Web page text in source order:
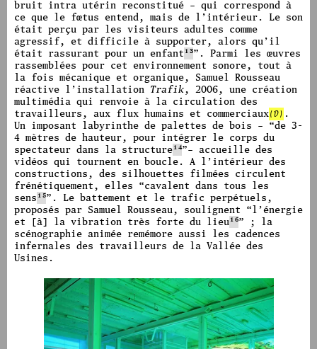
bruit intra utérin reconstitué – qui correspond à
ce que le fœtus entend, mais de l’intérieur. Le son
était perçu par les visiteurs adultes comme
agressif, et difficile à supporter, alors qu’il
était rassurant pour un enfant13”.Parmi les œuvres
rassemblées pour cet environnement sonore, tout à
la fois mécanique et organique, Samuel Rousseau
réactive l’installation Trafik, 2006, une création
multimédia qui renvoie à la circulation des
travailleurs, aux flux humains et commerciaux(D) .
Un imposant labyrinthe de palettes de bois – “de 3-
4 mètres de hauteur, pour intégrer le corps du
spectateur dans la structure14”– accueille des
vidéos qui tournent en boucle. A l’intérieur des
constructions, des silhouettes filmées circulent
frénétiquement, elles “cavalent dans tous les
sens15”. Le battement et le trafic perpétuels,
proposés par Samuel Rousseau, soulignent “l’énergie
et [à] la vibration très forte du lieu16” ; la
scénographie animée remémore aussi les cadences
infernales des travailleurs de la Vallée des
Usines.